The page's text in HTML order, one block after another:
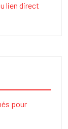
lien direct
pour